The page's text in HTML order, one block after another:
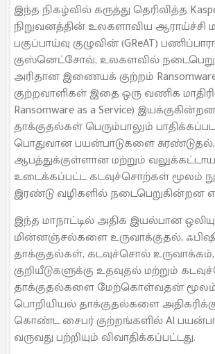
இந்த நிகழ்வில் கருத்து தெரிவித்த
நிறுவனத்தின் உலகளாவிய ஆராய்ச்சி
பகுப்பாய்வு குழுவின் (GReAT)
குஸ்னெட்சோவ், உலகளவில்
அரிதான இணையக் குற்றம்
குற்றவாளிகள் இதை ஒரு வணிக
Ransomware as a Service)
தாக்குதல்கள் பெரும்பாலும்
பொதுவான பயன்பாடுகளை சுரண்டுதல்,
ஆபத்துக்குள்ளான மற்றும்
உடைக்கப்பட்ட கடவுச்சொற்கள் மூலம்
இரண்டு வழிகளில் நடைபெறுகின்றன
இந்த மாநாட்டில் அதிக இயல்பான
மின்னஞ்சல்களை உருவாக்குதல்,
தாக்குதல்கள், கடவுச்சொல் உருவாக்கம்,
குறியீடுகளுக்கு உதவுதல் மற்றும்
தாக்குதல்களை மேற்கொள்வதன் மூலம்
பொறியியல் தாக்குதல்களை
கொண்ட சைபர் குற்றங்களில் AI
வருவது பற்றியும் விவாதிக்கப்பட்டது.